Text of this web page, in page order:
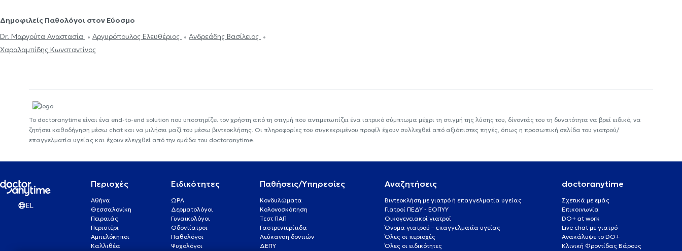
Δημοφιλείς Παθολόγοι στον Εύοσμο
Dr. Μαργούτα Αναστασία
Αργυρόπουλος Ελευθέριος
Ανδρεάδης Βασίλειος
Χαραλαμπίδης Κωνσταντίνος
Το doctoranytime είναι ένα end-to-end solution που υποστηρίζει τον χρήστη από τη στιγμή που αντιμετωπίζει ένα ιατρικό σύμπτωμα μέχρι τη στιγμή της λύσης του, δίνοντάς του τη δυνατότητα να βρεί ειδικό, να
ζητήσει καθοδήγηση μέσω chat και να μιλήσει μαζί του μέσω βιντεοκλήσης. Οι πληροφορίες του συγκεκριμένου προφίλ έχουν συλλεχθεί από αξιόπιστες πηγές, όπως η προσωπική σελίδα του γιατρού/
επαγγελματία υγείας και έχουν ελεγχθεί από την ομάδα του doctoranytime.
EL
Περιοχές
Αθήνα
Θεσσαλονίκη
Πειραιάς
Περιστέρι
Αμπελόκηποι
Καλλιθέα
Ειδικότητες
ΩΡΛ
Δερματολόγοι
Γυναικολόγοι
Οδοντίατροι
Παθολόγοι
Ψυχολόγοι
Παθήσεις/Υπηρεσίες
Κονδυλώματα
Κολονοσκόπηση
Τεστ ΠΑΠ
Γαστρεντερίτιδα
Λεύκανση δοντιών
ΔΕΠΥ
Αναζητήσεις
Βιντεοκλήση με γιατρό ή επαγγελματία υγείας
Γιατροί ΠΕΔΥ - ΕΟΠΥΥ
Οικογενειακοί γιατροί
Όνομα γιατρού – επαγγελματία υγείας
Όλες οι περιοχές
Όλες οι ειδικότητες
doctoranytime
Σχετικά με εμάς
Επικοινωνία
DO+ at work
Live chat με γιατρό
Ανακάλυψε το DO+
Κλινική Φροντίδας Βάρους